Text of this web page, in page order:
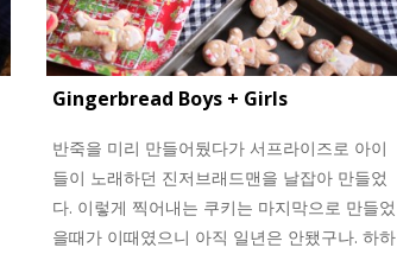
Gingerbread Boys + Girls
반죽을 미리 만들어뒀다가 서프라이즈로 아이
들이 노래하던 진저브래드맨을 날잡아 만들었
다. 이렇게 찍어내는 쿠키는 마지막으로 만들었
을때가 이때였으니 아직 일년은 안됐구나. 하하